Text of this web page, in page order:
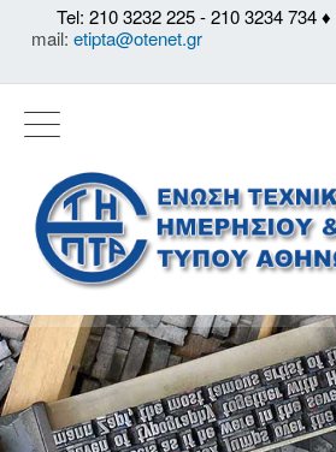
Tel: 210 3232 225 - 210 3234 734 ♦
mail: etipta@otenet.gr